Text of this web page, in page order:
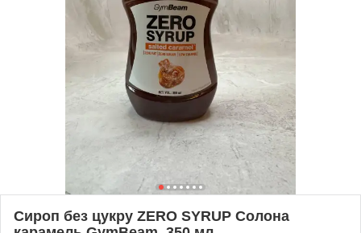
Сироп без цукру ZERO SYRUP Солона